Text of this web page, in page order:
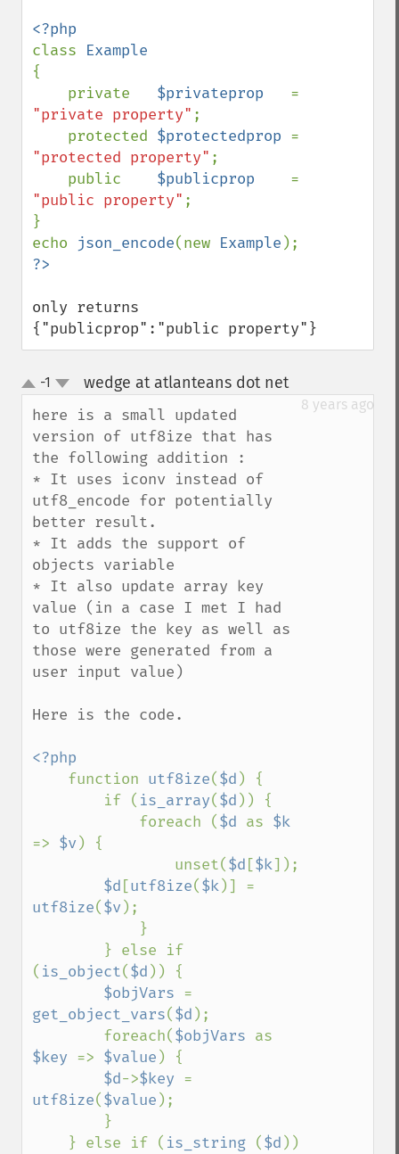
class
{
    private
$privateprop
"private property" ;
    protected
$protectedprop
"protected property" ;
    public
$publicprop
"public property" ;
}
echo json_encode(new Example
only returns
{"publicprop":"public property"}
up
down
-1 wedge at atlanteans dot net¶
8 years ago
here is a small updated
version of utf8ize that has
the following addition :
* It uses iconv instead of
utf8_encode for potentially
better result.
* It adds the support of
objects variable
* It also update array key
value (in a case I met I had
to utf8ize the key as well as
those were generated from a
user input value)
Here is the code.
<?php
function utf8ize($d ) {
        if (
is_array($d )) {
            foreach (
$d as
=> $v ) {
                unset(
$d [$k]);
$d [utf8ize($k
utf8ize($v );
( is_object($d )) {
$objVars
get_object_vars($d );
        foreach(
$objVars
$key => $value ) {
$d->$key
utf8ize($value );
    } else if (
is_string ($d ))